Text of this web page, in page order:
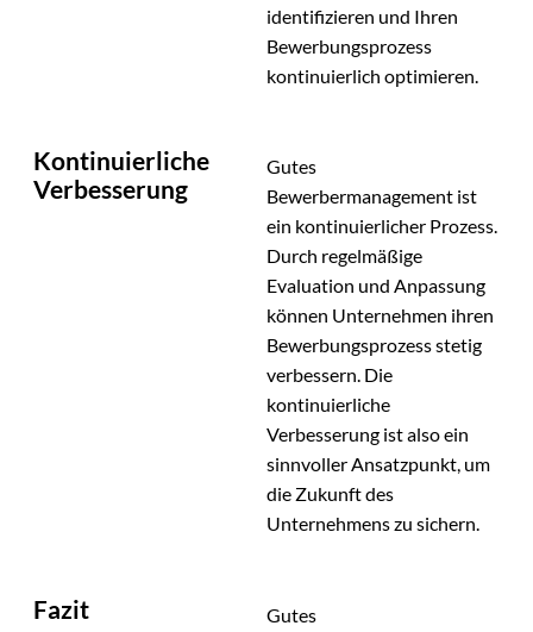
identifizieren und Ihren
Bewerbungsprozess
kontinuierlich optimieren.
Kontinuierliche
Verbesserung
Gutes
Bewerbermanagement ist
ein kontinuierlicher Prozess.
Durch regelmäßige
Evaluation und Anpassung
können Unternehmen ihren
Bewerbungsprozess stetig
verbessern. Die
kontinuierliche
Verbesserung ist also ein
sinnvoller Ansatzpunkt, um
die Zukunft des
Unternehmens zu sichern.
Fazit Gutes